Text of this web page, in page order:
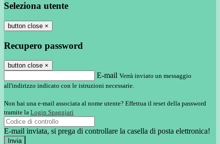
Seleziona utente
button close ×
Recupero password
button close ×
E-mail Verrà inviato un messaggio
all'indirizzo indicato con le istruzioni necessarie.
Non hai una e-mail associata al nome utente? Effettua il reset della password
tramite la Login Spaggiari
E-mail inviata, si prega di controllare la casella di posta elettronica!